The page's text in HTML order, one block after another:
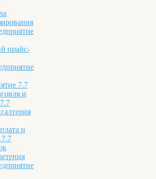
прайс-
7.7
и
и